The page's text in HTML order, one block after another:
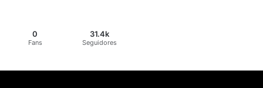
0
Fans
31.4k
Seguidores